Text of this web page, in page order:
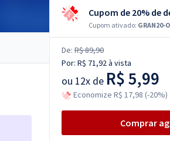
Cupom de 20% de
Cupom ativado: GRAN20-
De: R$ 89,90
Por: R$ 71,92à vista
ou 12x de R$ 5,99
Economize R$ 17,98 (-20%)
Comprar